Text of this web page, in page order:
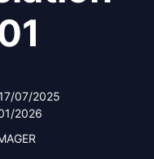
07/2025
2026